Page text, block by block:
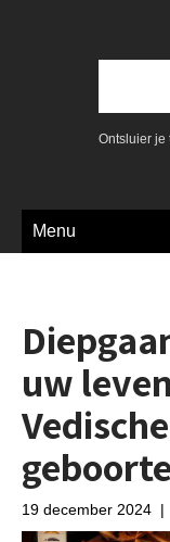
Ontsluier je
Menu
uw
Vedische
19 december 2024 |